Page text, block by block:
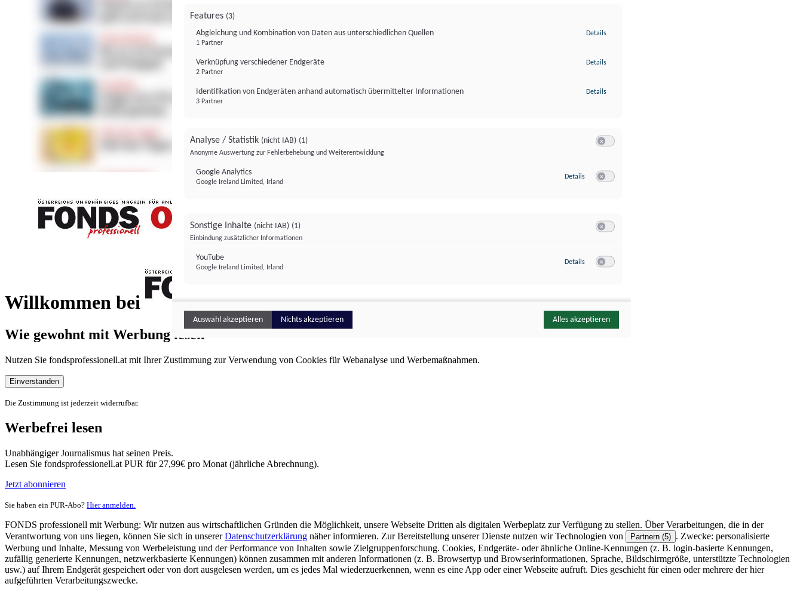
Willkommen bei
FONDS professionell
Wie gewohnt mit Werbung lesen
Nutzen Sie fondsprofessionell.at mit Ihrer Zustimmung zur Verwendung von Cookies für Webanalyse und Werbemaßnahmen.
Einverstanden
Die Zustimmung ist jederzeit widerrufbar.
Werbefrei lesen
Unabhängiger Journalismus hat seinen Preis.
Lesen Sie fondsprofessionell.at PUR für 27,99€ pro Monat (jährliche Abrechnung).
Jetzt abonnieren
Sie haben ein PUR-Abo? Hier anmelden.
FONDS professionell mit Werbung: Wir nutzen aus wirtschaftlichen Gründen die Möglichkeit, unsere Webseite Dritten als digitalen Werbeplatz zur Verfügung zu stellen. Über Verarbeitungen, die in der
Verantwortung von uns liegen, können Sie sich in unsererDatenschutzerklärung näher informieren. Zur Bereitstellung unserer Dienste nutzen wir Technologien von Partnern (5) . Zwecke: personalisierte
Werbung und Inhalte, Messung von Werbeleistung und der Performance von Inhalten sowie Zielgruppenforschung. Cookies, Endgeräte- oder ähnliche Online-Kennungen (z. B. login-basierte Kennungen,
zufällig generierte Kennungen, netzwerkbasierte Kennungen) können zusammen mit anderen Informationen (z. B. Browsertyp und Browserinformationen, Sprache, Bildschirmgröße, unterstützte Technologien
usw.) auf Ihrem Endgerät gespeichert oder von dort ausgelesen werden, um es jedes Mal wiederzuerkennen, wenn es eine App oder einer Webseite aufruft. Dies geschieht für einen oder mehrere der hier
aufgeführten Verarbeitungszwecke.
Features (3)
Abgleichung und Kombination von Daten aus unterschiedlichen Quellen
1 Partner
Details
Verknüpfung verschiedener Endgeräte
2 Partner
Details
Identifikation von Endgeräten anhand automatisch übermittelter Informationen
3 Partner
Details
Analyse / Statistik (nicht IAB) (1)
Anonyme Auswertung zur Fehlerbehebung und Weiterentwicklung
Google Analytics
Google Ireland Limited, Irland
Details zu Google Analytics
Sonstige Inhalte (nicht IAB) (1)
Einbindung zusätzlicher Informationen
YouTube
Google Ireland Limited, Irland
Details zu YouTube
Auswahl akzeptieren Nichts akzeptieren Alles akzeptieren